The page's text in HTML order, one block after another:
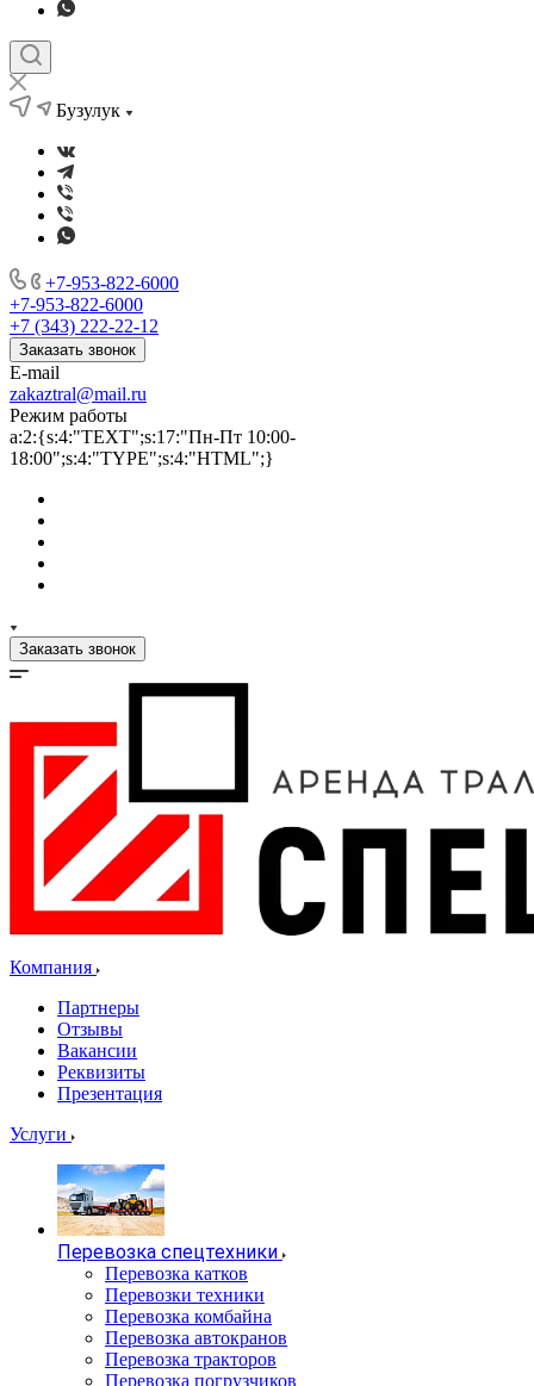
Бузулук
+7-953-822-6000
+7-953-822-6000
+7 (343) 222-22-12
Заказать звонок
E-mail
zakaztral@mail.ru
Режим работы
a:2:{s:4:"TEXT";s:17:"Пн-Пт 10:00-
18:00";s:4:"TYPE";s:4:"HTML";}
Заказать звонок
Компания
Партнеры
Отзывы
Вакансии
Реквизиты
Презентация
Услуги
Перевозка спецтехники
Перевозка катков
Перевозки техники
Перевозка комбайна
Перевозка автокранов
Перевозка тракторов
Перевозка погрузчиков